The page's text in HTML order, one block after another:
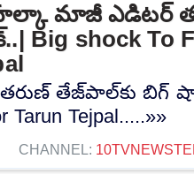
మాజీ ఎడిటర్
Big shock To
తేజ్‌పాల్‌కు బిగ్
Tarun Tejpal.....»»
CHANNEL: